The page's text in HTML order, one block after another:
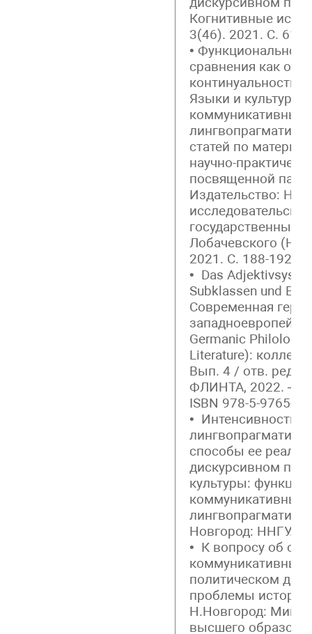
Когнитивные
3(46). 2021. С. 615-
• Функционально-
сравнения как
континуальности
Языки и культуры:
коммуникативный
статей по
научно-
посвященной
Издательство:
государственный
Лобачевского
2021. С. 188-192.
• Das
Subklassen und
Современная
Germanic Philology
Literature):
Вып. 4 / отв. ред.
ФЛИНТА, 2022. —
ISBN 978-5-9765-
• Интенсивность
способы ее
дискурсивном
культуры:
коммуникативный
Новгород: ННГУ.
• К вопросу об
коммуникативных
политическом
проблемы
Н.Новгород:
высшего